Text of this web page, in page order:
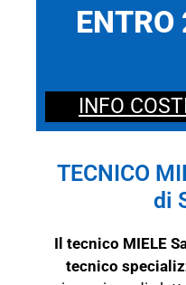
INFO
TECNICO
di
Il tecnico MIELE
tecnico